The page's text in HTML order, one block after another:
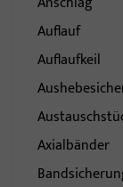
Auflauf
Auflaufkeil
Axialbänder